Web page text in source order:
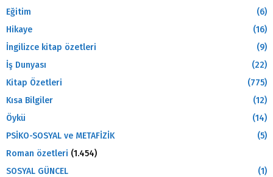
Eğitim
(6)
Hikaye
(16)
İngilizce kitap özetleri
(9)
İş Dunyası
(22)
Kitap Özetleri
(775)
Kısa Bilgiler
(12)
Öykü
(14)
PSİKO-SOSYAL ve METAFİZİK
(5)
Roman özetleri (1.454)
SOSYAL GÜNCEL
(1)